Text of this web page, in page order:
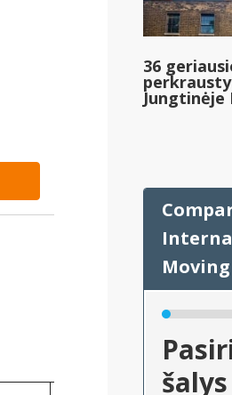
36
Jungtinėje
šalys